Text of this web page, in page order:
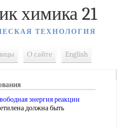
химика 21
ТЕХНОЛОГИЯ
О сайте English
энергия реакции
должна быть